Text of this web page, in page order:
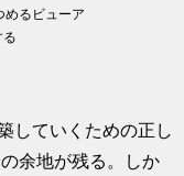
めるビューア
していくための正し
余地が残る。しか